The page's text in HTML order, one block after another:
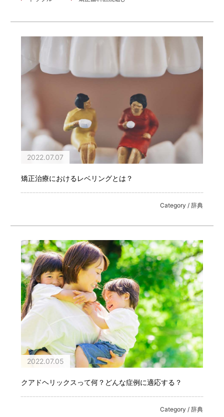
2022.07.07
矯正治療におけるレベリングとは？
Category / 辞典
2022.07.05
クアドヘリックスって何？どんな症例に適応する？
Category / 辞典